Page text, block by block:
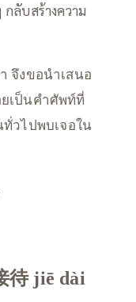
ลับสร้างความ
จึงขอนำเสนอ
เป็นคำศัพท์ที่
วไปพบเจอใน
待 jiē dài